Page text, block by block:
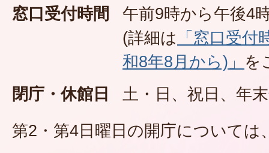
窓口受付時間
午前9時から午後4
(詳細は 「窓口受
和8年8月から)」 を
閉庁・休館日
土・日、祝日、年
第2・第4日曜日の開庁については